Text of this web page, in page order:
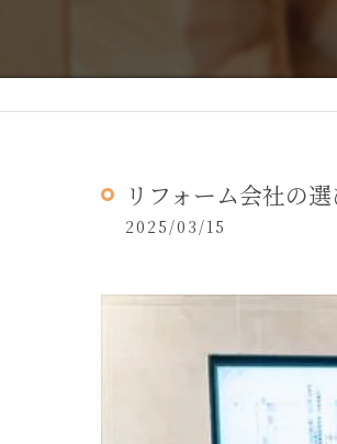
リフォーム会社の
2025/03/15